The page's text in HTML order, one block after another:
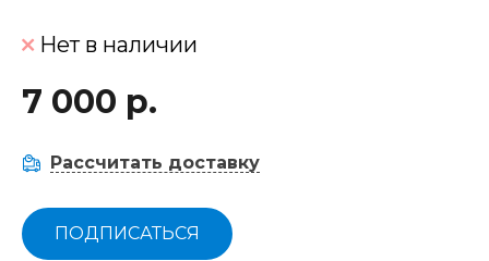
Нет в наличии
7 000 р.
Рассчитать доставку
ПОДПИСАТЬСЯ